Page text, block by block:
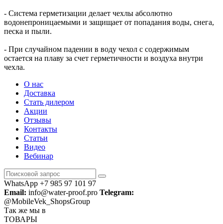
- Система герметизации делает чехлы абсолютно
водонепроницаемыми и защищает от попадания воды, снега,
песка и пыли.
- При случайном падении в воду чехол с содержимым
остается на плаву за счет герметичности и воздуха внутри
чехла.
О нас
Доставка
Стать дилером
Акции
Отзывы
Контакты
Статьи
Видео
Вебинар
WhatsApp +7 985 97 101 97
Email: info@water-proof.pro Telegram:
@MobileVek_ShopsGroup
Так же мы в
ТОВАРЫ